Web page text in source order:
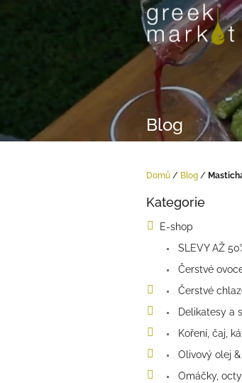
Blog
Domů / Blog /
Přeskočit
Kategorie
E-shop
SLEVY AŽ
Čerstvé
Čerstvé
Delikatesy a
Koření, čaj,
Olivový olej
Omáčky,